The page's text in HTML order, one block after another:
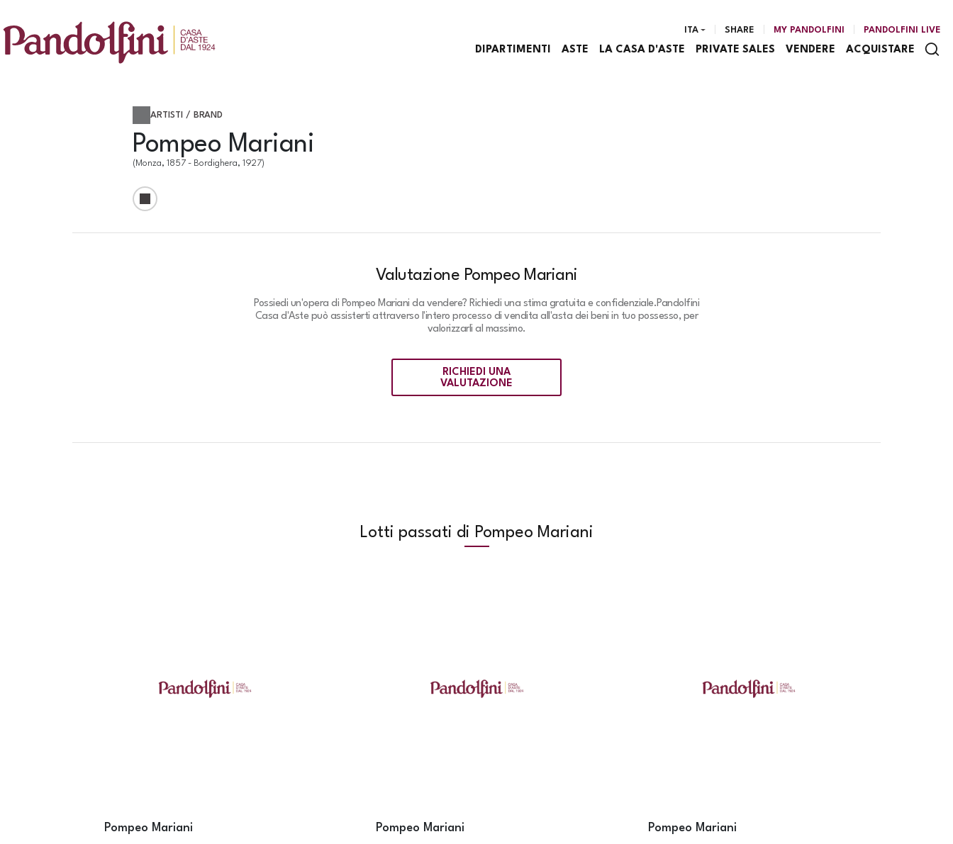
ITA SHARE MY PANDOLFINI PANDOLFINI LIVE
DIPARTIMENTI ASTE LA CASA D'ASTE PRIVATE SALES VENDERE ACQUISTARE
ARTISTI / BRAND
Pompeo Mariani
(Monza, 1857 - Bordighera, 1927)
Valutazione Pompeo Mariani
Possiedi un'opera di Pompeo Mariani da vendere? Richiedi una stima gratuita e confidenziale. Pandolfini
Casa d'Aste può assisterti attraverso l'intero processo di vendita all'asta dei beni in tuo possesso, per
valorizzarli al massimo.
RICHIEDI UNA
VALUTAZIONE
Lotti passati di Pompeo Mariani
Pompeo Mariani Pompeo Mariani Pompeo Mariani